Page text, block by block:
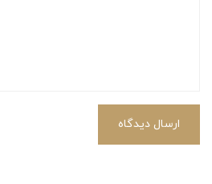
ارسال دیدگاه